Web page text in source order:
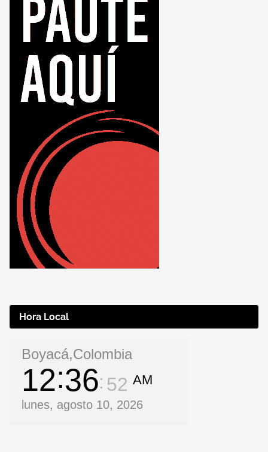
Hora Local
Boyacá,Colombia
12 36 53 AM
lunes, agosto 10, 2026